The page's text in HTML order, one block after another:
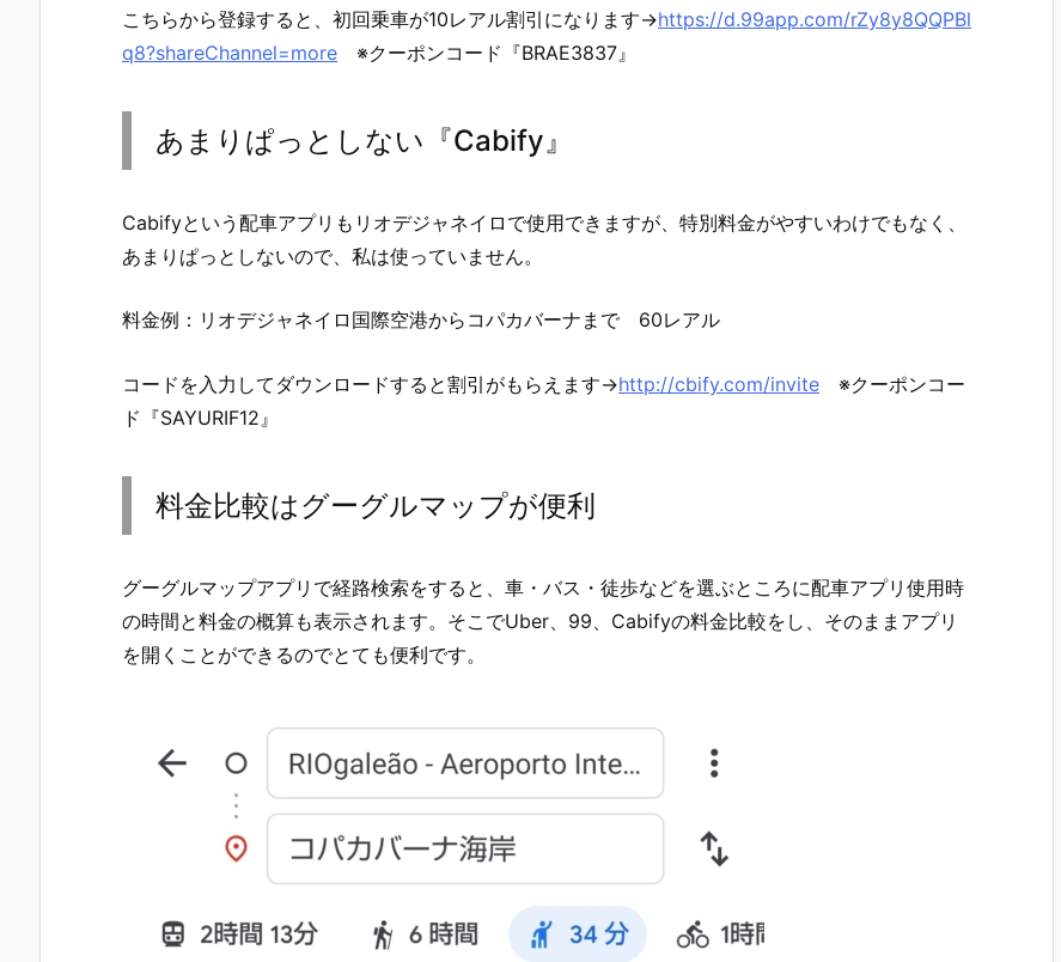
こちらから登録すると、初回乗車が10レアル割引になります→https://d.99app.com/rZy8y8QQPBl
q8?shareChannel=more ※クーポンコード『BRAE3837』
あまりぱっとしない『Cabify』
Cabifyという配車アプリもリオデジャネイロで使用できますが、特別料金がやすいわけでもなく、
あまりぱっとしないので、私は使っていません。
料金例：リオデジャネイロ国際空港からコパカバーナまで 60レアル
コードを入力してダウンロードすると割引がもらえます→http://cbify.com/invite ※クーポンコー
ド『SAYURIF12』
料金比較はグーグルマップが便利
グーグルマップアプリで経路検索をすると、車・バス・徒歩などを選ぶところに配車アプリ使用時
の時間と料金の概算も表示されます。そこでUber、99、Cabifyの料金比較をし、そのままアプリ
を開くことができるのでとても便利です。